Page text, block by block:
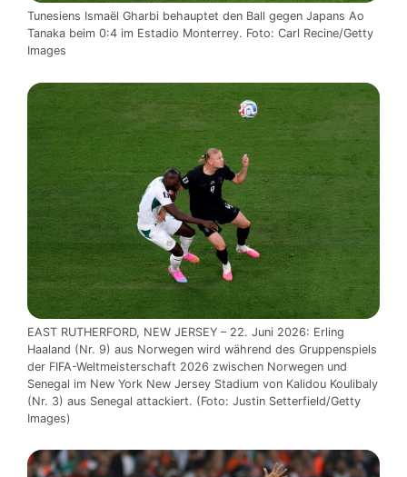
Tunesiens Ismaël Gharbi behauptet den Ball gegen Japans Ao
Tanaka beim 0:4 im Estadio Monterrey. Foto: Carl Recine/Getty
Images
EAST RUTHERFORD, NEW JERSEY – 22. Juni 2026: Erling
Haaland (Nr. 9) aus Norwegen wird während des Gruppenspiels
der FIFA-Weltmeisterschaft 2026 zwischen Norwegen und
Senegal im New York New Jersey Stadium von Kalidou Koulibaly
(Nr. 3) aus Senegal attackiert. (Foto: Justin Setterfield/Getty
Images)